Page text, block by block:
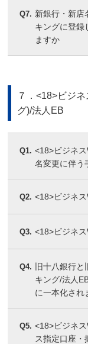
Q7. 新銀行・新店
キングに登録
ますか
７．<18>ビジ
グ)/法人EB
Q1. <18>ビジネ
名変更に伴う
Q2. <18>ビジネ
Q3. <18>ビジネ
Q4.
旧十八銀行
キング/法人
に一本化され
Q5. <18>ビジネ
ス指定口座・